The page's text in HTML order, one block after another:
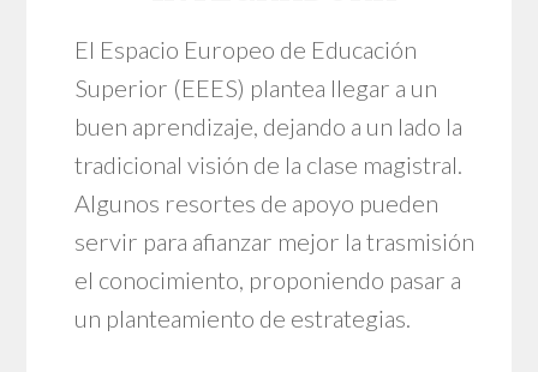
El Espacio Europeo de Educación
Superior (EEES) plantea llegar a un
buen aprendizaje, dejando a un lado la
tradicional visión de la clase magistral.
Algunos resortes de apoyo pueden
servir para afianzar mejor la trasmisión
el conocimiento, proponiendo pasar a
un planteamiento de estrategias.